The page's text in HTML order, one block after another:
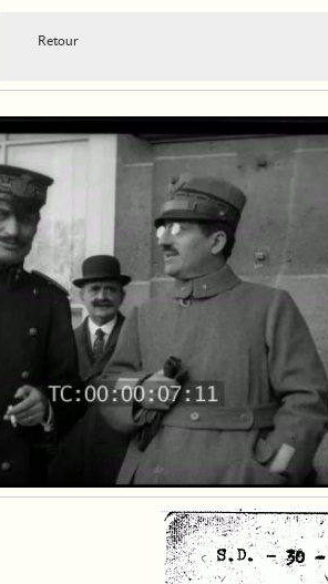
Retour